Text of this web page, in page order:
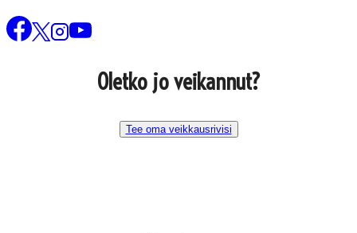
Oletko jo veikannut?
Tee oma veikkausrivisi